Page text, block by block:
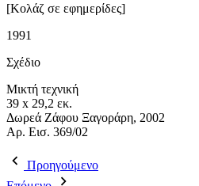
[Κολάζ σε εφημερίδες]
1991
Σχέδιο
Μικτή τεχνική
39 x 29,2 εκ.
Δωρεά Ζάφου Ξαγοράρη, 2002
Aρ. Εισ. 369/02
Προηγούμενο